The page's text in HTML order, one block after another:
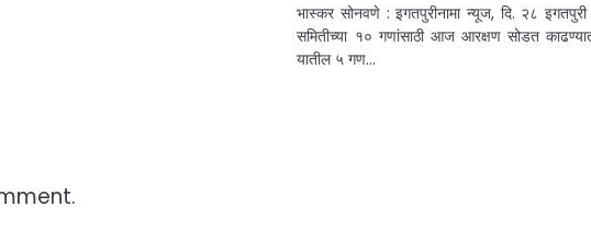
भास्कर सोनवणे : इगतपुरीनामा न्यूज, दि. २८
समितीच्या १० गणांसाठी आज आरक्षण सोडत
यातील ५ गण…